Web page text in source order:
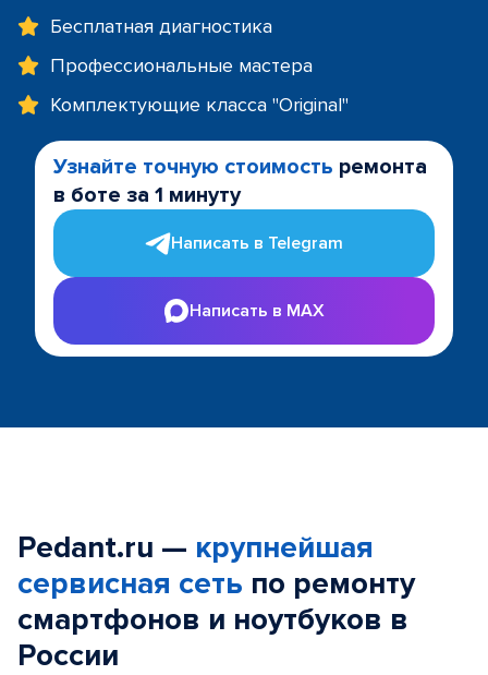
Бесплатная диагностика
Профессиональные мастера
Комплектующие класса "Original"
Узнайте точную стоимость ремонта
в боте за 1 минуту
Написать в Telegram
Написать в MAX
Pedant.ru — крупнейшая
сервисная сеть по ремонту
смартфонов и ноутбуков в
России